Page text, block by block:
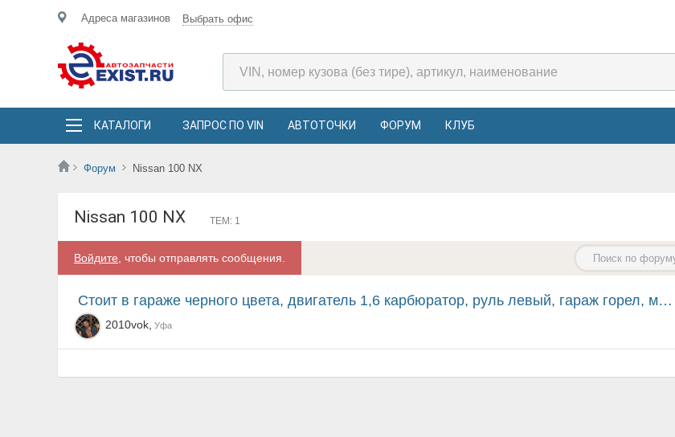
Адреса магазинов Выбрать офис
КАТАЛОГИ ЗАПРОС ПО VIN АВТОТОЧКИ ФОРУМ КЛУБ
Форум Nissan 100 NX
Nissan 100 NX ТЕМ: 1
Войдите , чтобы отправлять сообщения.
Стоит в гараже черного цвета, двигатель 1,6 карбюратор, руль левый, гараж горел, машину выкатили, но...
2010vok, Уфа